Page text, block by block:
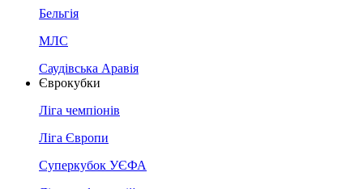
Бельгія
МЛС
Саудівська Аравія
Єврокубки
Ліга чемпіонів
Ліга Європи
Суперкубок УЄФА